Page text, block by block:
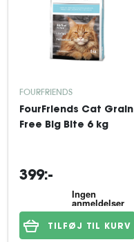
FOURFRIENDS
FourFriends Cat Grain
Free Big Bite 6 kg
399:-
TILFØJ TIL KURV